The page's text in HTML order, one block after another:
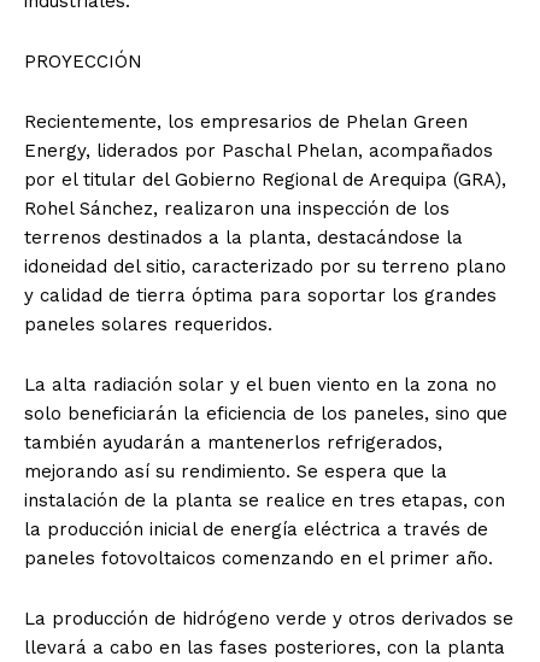
PROYECCIÓN
Recientemente, los empresarios de Phelan Green
Energy, liderados por Paschal Phelan, acompañados
por el titular del Gobierno Regional de Arequipa (GRA),
Rohel Sánchez, realizaron una inspección de los
terrenos destinados a la planta, destacándose la
idoneidad del sitio, caracterizado por su terreno plano
y calidad de tierra óptima para soportar los grandes
paneles solares requeridos.
La alta radiación solar y el buen viento en la zona no
solo beneficiarán la eficiencia de los paneles, sino que
también ayudarán a mantenerlos refrigerados,
mejorando así su rendimiento. Se espera que la
instalación de la planta se realice en tres etapas, con
la producción inicial de energía eléctrica a través de
paneles fotovoltaicos comenzando en el primer año.
La producción de hidrógeno verde y otros derivados se
llevará a cabo en las fases posteriores, con la planta